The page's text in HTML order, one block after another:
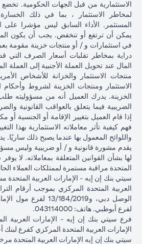
الاستثمارية من قبل الجهات الحكومية. تخضع
لمخاطر الاستثمار ، بما في ذلك الخسارة
المستثمر. الأداء السابق ليس مؤشرا على
يمكن أن ترتفع أو تنخفض. يجب أن يكون
في استثمارات و / أو منتجات خزينة مقومة
دراية بمخاطر تقلبات أسعار الصرف
المال عند تحويل العملة الأجنبية إلى العملة
منتجات الاستثمار والخزانة للأشخاص
الاستثمار ومنتجات الخزينة لشروط وأحكام
الخزينة. يدرك العميل أنه من مسؤوليته
الضريبية فيما يتعلق بالعواقب القانونية
إذا قام العميل بتغيير الإقامة أو الجنسية
فهم كيفية تأثر معاملاته الاستثمارية بهذا
واللوائح المعمول بها عندما يصبح ذلك ساريًا.
يقدم مشورة قانونية و / أو ضريبية وليس
لها بشأن القوانين المتعلقة بمعاملاته. لا
المتحدة مراقبة مستمرة لممتلكات العملاء
سيتي بنك إن إيه - الإمارات العربية
لفرع أبوظبي. هاتف: 043114000.
فرع سيتي بنك إن إيه - الإمارات
الإمارات العربية المتحدة المركزي كفرع لبنك
سيتي بنك إن إيه الإمارات العربية المتحدة